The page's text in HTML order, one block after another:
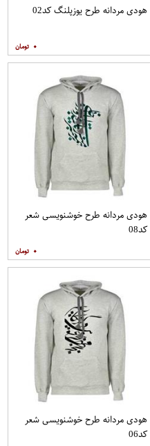
هودی مردانه طرح یوزپلنگ کد02
۰
هودی مردانه طرح خوشنویسی شعر
کد08
۰
هودی مردانه طرح خوشنویسی شعر
کد06